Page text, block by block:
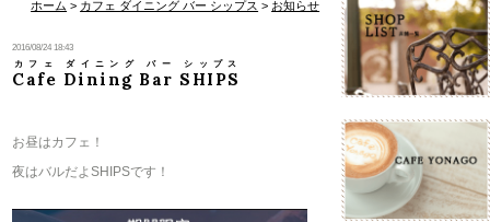
ホーム > カフェ ダイニング バー シップス > お知らせ
2016/08/24 18:43
Cafe Dining Bar SHIPS
カフェ ダイニング バー シップス
​お昼はカフェ！
夜はバルだよSHIPSです！